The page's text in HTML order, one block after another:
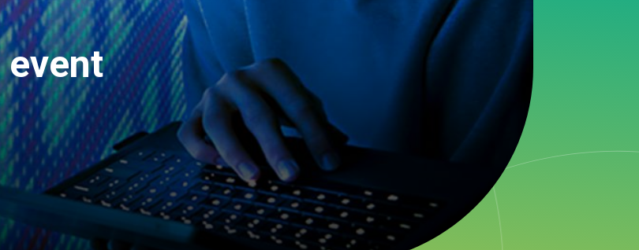
event